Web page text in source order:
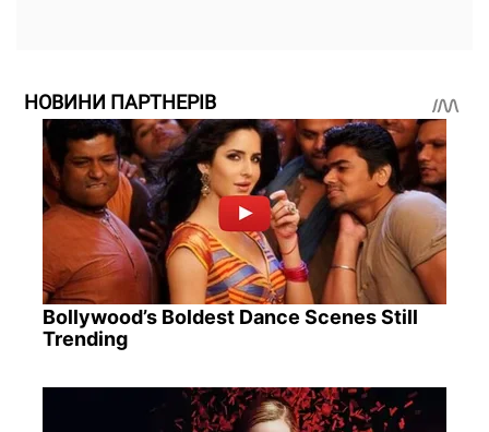
НОВИНИ ПАРТНЕРІВ
Bollywood’s Boldest Dance Scenes Still
Trending